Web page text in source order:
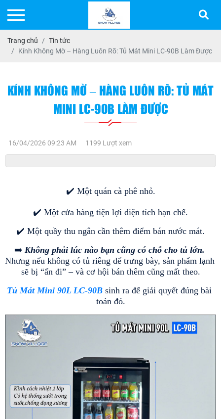
Trang chủ
Tin tức
Kính Không Mờ – Hàng Luôn Rõ: Tủ Mát Mini LC-90B Làm Được
KÍNH KHÔNG MỜ – HÀNG LUÔN RÕ: TỦ MÁT
MINI LC-90B LÀM ĐƯỢC
16/04/2026 09:23 AM 1199 Lượt xem
✔️ Một quán cà phê nhỏ.
✔️ Một cửa hàng tiện lợi diện tích hạn chế.
✔️ Một quầy thu ngân cần thêm điểm bán nước mát.
➡️ Không phải lúc nào bạn cũng có chỗ cho tủ lớn.
Nhưng nếu không có tủ riêng để trưng bày, sản phẩm lạnh
sẽ bị “ẩn đi” – và cơ hội bán thêm cũng mất theo.
Tủ Mát Mini 90L LC-90B sinh ra để giải quyết đúng bài
toán đó.